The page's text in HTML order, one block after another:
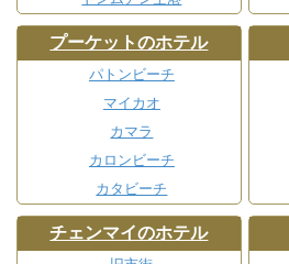
プーケットのホテル
パトンビーチ
マイカオ
カマラ
カロンビーチ
カタビーチ
チェンマイのホテル